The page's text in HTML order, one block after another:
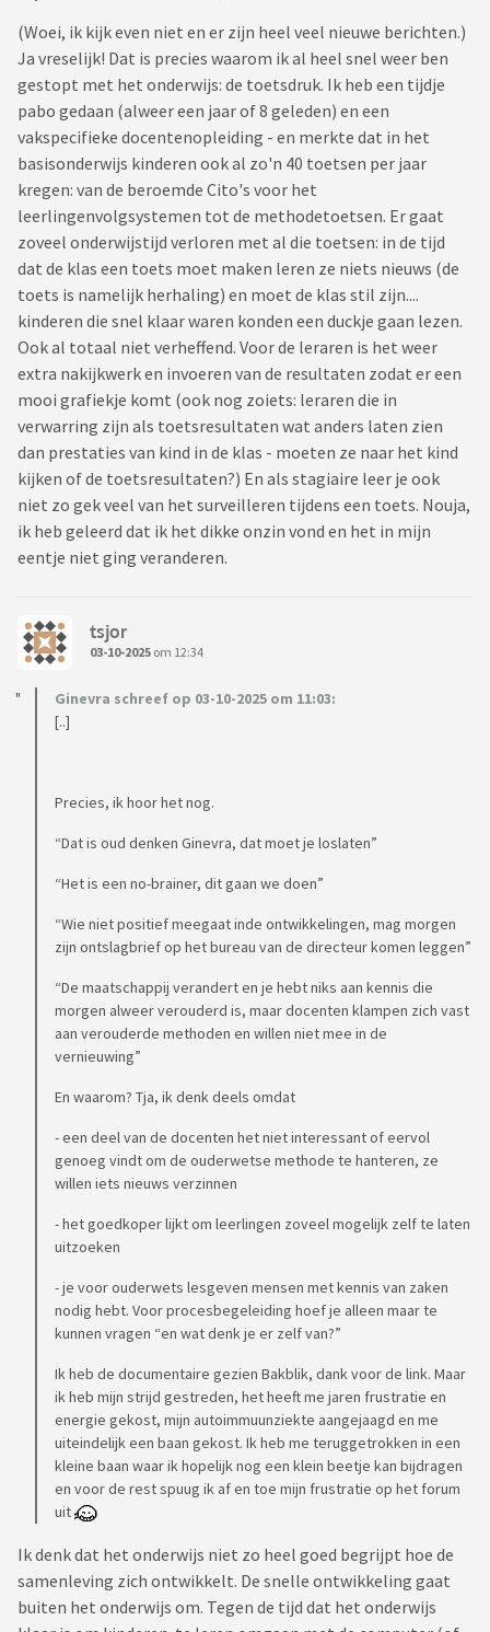
(Woei, ik kijk even niet en er zijn heel veel nieuwe berichten.)
Ja vreselijk! Dat is precies waarom ik al heel snel weer ben
gestopt met het onderwijs: de toetsdruk. Ik heb een tijdje
pabo gedaan (alweer een jaar of 8 geleden) en een
vakspecifieke docentenopleiding - en merkte dat in het
basisonderwijs kinderen ook al zo'n 40 toetsen per jaar
kregen: van de beroemde Cito's voor het
leerlingenvolgsystemen tot de methodetoetsen. Er gaat
zoveel onderwijstijd verloren met al die toetsen: in de tijd
dat de klas een toets moet maken leren ze niets nieuws (de
toets is namelijk herhaling) en moet de klas stil zijn....
kinderen die snel klaar waren konden een duckje gaan lezen.
Ook al totaal niet verheffend. Voor de leraren is het weer
extra nakijkwerk en invoeren van de resultaten zodat er een
mooi grafiekje komt (ook nog zoiets: leraren die in
verwarring zijn als toetsresultaten wat anders laten zien
dan prestaties van kind in de klas - moeten ze naar het kind
kijken of de toetsresultaten?) En als stagiaire leer je ook
niet zo gek veel van het surveilleren tijdens een toets. Nouja,
ik heb geleerd dat ik het dikke onzin vond en het in mijn
eentje niet ging veranderen.
tsjor
03-10-2025 om 12:34
Ginevra schreef op 03-10-2025 om 11:03:
[..]
Precies, ik hoor het nog.
“Dat is oud denken Ginevra, dat moet je loslaten”
“Het is een no-brainer, dit gaan we doen”
“Wie niet positief meegaat inde ontwikkelingen, mag morgen
zijn ontslagbrief op het bureau van de directeur komen leggen”
“De maatschappij verandert en je hebt niks aan kennis die
morgen alweer verouderd is, maar docenten klampen zich vast
aan verouderde methoden en willen niet mee in de
vernieuwing”
En waarom? Tja, ik denk deels omdat
- een deel van de docenten het niet interessant of eervol
genoeg vindt om de ouderwetse methode te hanteren, ze
willen iets nieuws verzinnen
- het goedkoper lijkt om leerlingen zoveel mogelijk zelf te laten
uitzoeken
- je voor ouderwets lesgeven mensen met kennis van zaken
nodig hebt. Voor procesbegeleiding hoef je alleen maar te
kunnen vragen “en wat denk je er zelf van?”
Ik heb de documentaire gezien Bakblik, dank voor de link. Maar
ik heb mijn strijd gestreden, het heeft me jaren frustratie en
energie gekost, mijn autoimmuunziekte aangejaagd en me
uiteindelijk een baan gekost. Ik heb me teruggetrokken in een
kleine baan waar ik hopelijk nog een klein beetje kan bijdragen
en voor de rest spuug ik af en toe mijn frustratie op het forum
uit
Ik denk dat het onderwijs niet zo heel goed begrijpt hoe de
samenleving zich ontwikkelt. De snelle ontwikkeling gaat
buiten het onderwijs om. Tegen de tijd dat het onderwijs